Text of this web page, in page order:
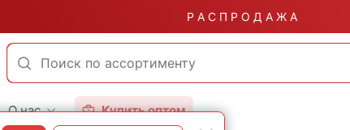
Р А С П Р О Д А Ж А
О нас Купить оптом